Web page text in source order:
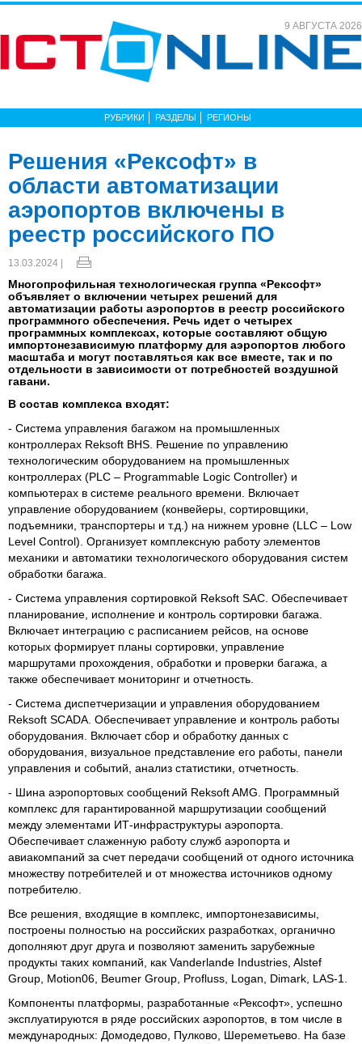
9 АВГУСТА 2026
РУБРИКИ РАЗДЕЛЫ РЕГИОНЫ
Решения «Рексофт» в
области автоматизации
аэропортов включены в
реестр российского ПО
13.03.2024 |
Многопрофильная технологическая группа «Рексофт»
объявляет о включении четырех решений для
автоматизации работы аэропортов в реестр российского
программного обеспечения. Речь идет о четырех
программных комплексах, которые составляют общую
импортонезависимую платформу для аэропортов любого
масштаба и могут поставляться как все вместе, так и по
отдельности в зависимости от потребностей воздушной
гавани.
В состав комплекса входят:
- Система управления багажом на промышленных
контроллерах Reksoft BHS. Решение по управлению
технологическим оборудованием на промышленных
контроллерах (PLC – Programmable Logic Controller) и
компьютерах в системе реального времени. Включает
управление оборудованием (конвейеры, сортировщики,
подъемники, транспортеры и т.д.) на нижнем уровне (LLC – Low
Level Control). Организует комплексную работу элементов
механики и автоматики технологического оборудования систем
обработки багажа.
- Система управления сортировкой Reksoft SAC. Обеспечивает
планирование, исполнение и контроль сортировки багажа.
Включает интеграцию с расписанием рейсов, на основе
которых формирует планы сортировки, управление
маршрутами прохождения, обработки и проверки багажа, а
также обеспечивает мониторинг и отчетность.
- Система диспетчеризации и управления оборудованием
Reksoft SCADA. Обеспечивает управление и контроль работы
оборудования. Включает сбор и обработку данных с
оборудования, визуальное представление его работы, панели
управления и событий, анализ статистики, отчетность.
- Шина аэропортовых сообщений Reksoft AMG. Программный
комплекс для гарантированной маршрутизации сообщений
между элементами ИТ-инфраструктуры аэропорта.
Обеспечивает слаженную работу служб аэропорта и
авиакомпаний за счет передачи сообщений от одного источника
множеству потребителей и от множества источников одному
потребителю.
Все решения, входящие в комплекс, импортонезависимы,
построены полностью на российских разработках, органично
дополняют друг друга и позволяют заменить зарубежные
продукты таких компаний, как Vanderlande Industries, Alstef
Group, Motion06, Beumer Group, Profluss, Logan, Dimark, LAS-1.
Компоненты платформы, разработанные «Рексофт», успешно
эксплуатируются в ряде российских аэропортов, в том числе в
международных: Домодедово, Пулково, Шереметьево. На базе